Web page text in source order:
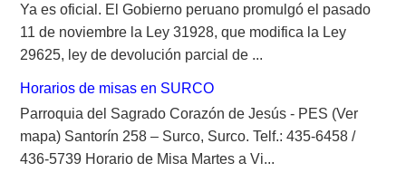
Ya es oficial. El Gobierno peruano promulgó el pasado
11 de noviembre la Ley 31928, que modifica la Ley
29625, ley de devolución parcial de ...
Horarios de misas en SURCO
Parroquia del Sagrado Corazón de Jesús - PES (Ver
mapa) Santorín 258 – Surco, Surco. Telf.: 435-6458 /
436-5739 Horario de Misa Martes a Vi...